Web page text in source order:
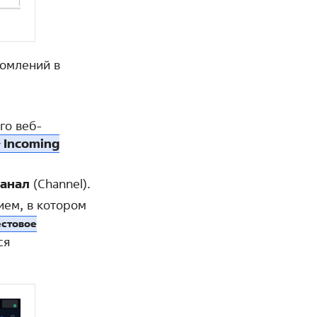
в
веб-
Incoming
(Channel).
в котором